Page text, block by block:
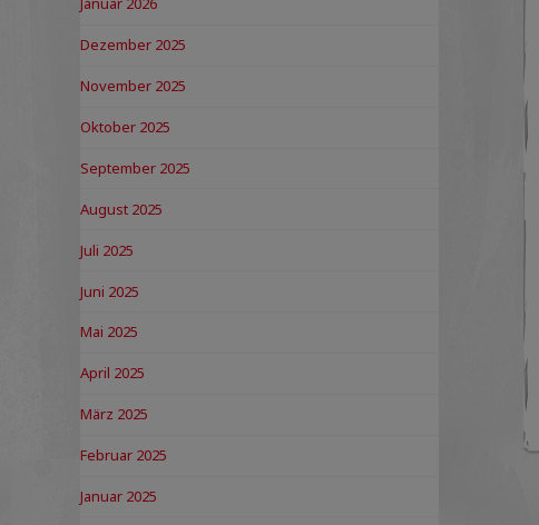
Dezember 2025
November 2025
Oktober 2025
September 2025
August 2025
Juli 2025
Juni 2025
Mai 2025
April 2025
März 2025
Februar 2025
Januar 2025